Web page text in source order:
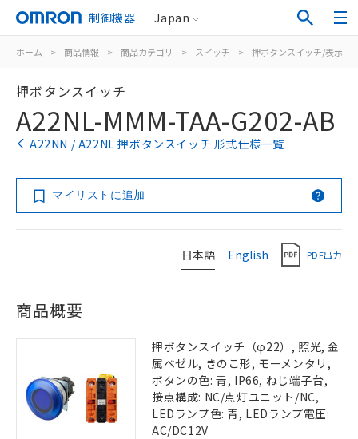
制御機器 Japan
ホーム > 商品情報 > 商品カテゴリ > スイッチ > 押ボタンスイッチ/表示灯
押ボタンスイッチ
A22NL-MMM-TAA-G202-AB
A22NN / A22NL 押ボタンスイッチ 形式仕様一覧
マイリストに追加
日本語 English PDF出力
商品概要
押ボタンスイッチ（φ22）, 照光, 金
属ベゼル, きのこ形, モーメンタリ,
ボタンの色: 青, IP66, ねじ端子台,
接点構成: NC/点灯ユニット/NC,
LEDランプ色: 青, LEDランプ電圧:
AC/DC12V